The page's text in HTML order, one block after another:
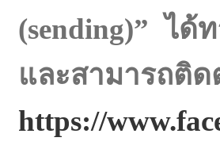
(sending)” ไ
และสามารถติ
https://